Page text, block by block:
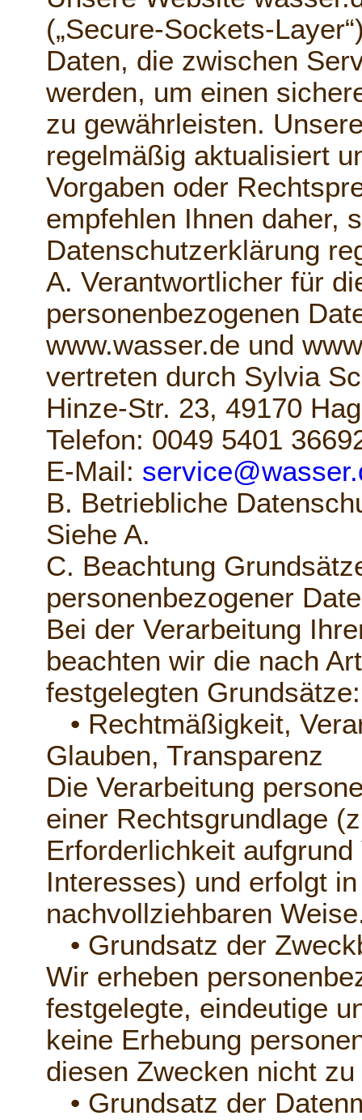
(„Secure-Sockets-
Daten, die zwischen
werden, um einen
zu gewährleisten.
regelmäßig aktualisiert
Vorgaben oder
empfehlen Ihnen daher,
Datenschutzerklärung
A. Verantwortlicher für
personenbezogenen
www.wasser.de und
vertreten durch Sylvia
Hinze-Str. 23, 49170
Telefon: 0049 5401
E-Mail:
B. Betriebliche
Siehe A.
C. Beachtung
personenbezogener
Bei der Verarbeitung
beachten wir die nach
festgelegten Grundsätze:
• Rechtmäßigkeit,
Glauben, Transparenz
Die Verarbeitung
einer Rechtsgrundlage
Erforderlichkeit
Interesses) und erfolgt
nachvollziehbaren
• Grundsatz der
Wir erheben
festgelegte, eindeutige
keine Erhebung
diesen Zwecken nicht
• Grundsatz der